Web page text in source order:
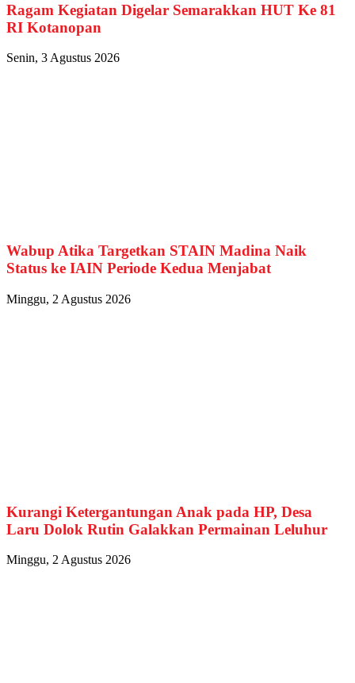
Ragam Kegiatan Digelar Semarakkan HUT Ke 81
RI Kotanopan
Senin, 3 Agustus 2026
Wabup Atika Targetkan STAIN Madina Naik
Status ke IAIN Periode Kedua Menjabat
Minggu, 2 Agustus 2026
Kurangi Ketergantungan Anak pada HP, Desa
Laru Dolok Rutin Galakkan Permainan Leluhur
Minggu, 2 Agustus 2026